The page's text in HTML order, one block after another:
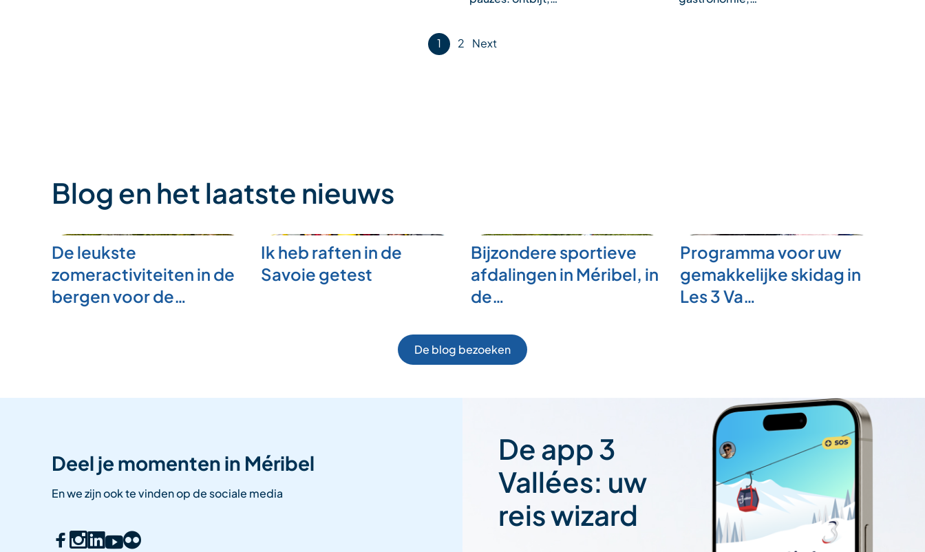
1 2 Next
Blog en het laatste nieuws
De leukste
zomeractiviteiten in de
bergen voor de…
Ik heb raften in de
Savoie getest
Bijzondere sportieve
afdalingen in Méribel, in
de…
Programma voor uw
gemakkelijke skidag in
Les 3 Va…
De blog bezoeken
Deel je momenten in Méribel
En we zijn ook te vinden op de sociale media
De app 3
Vallées: uw
reis wizard